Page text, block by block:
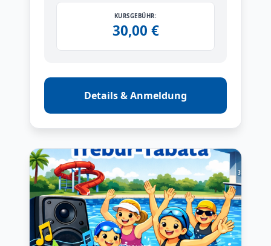
KURSGEBÜHR:
30,00 €
Details & Anmeldung